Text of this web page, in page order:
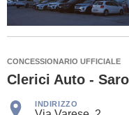
CONCESSIONARIO UFFICIALE
Clerici Auto -
INDIRIZZO